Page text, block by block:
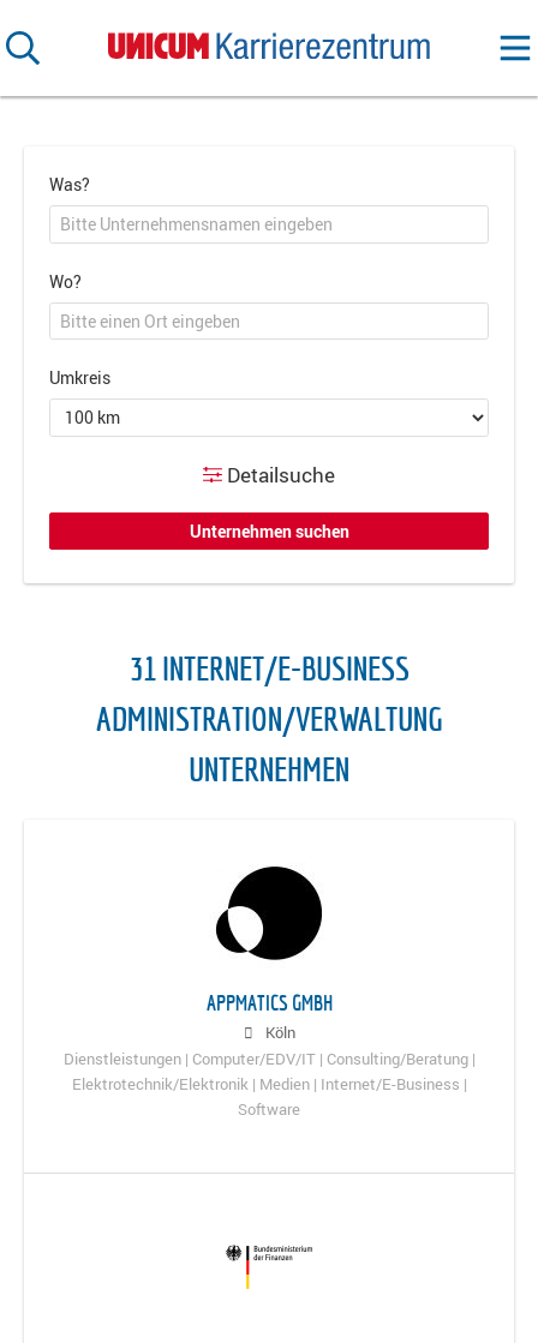
Was?
Wo?
Umkreis
Detailsuche
31 INTERNET/E-BUSINESS
ADMINISTRATION/VERWALTUNG
UNTERNEHMEN
APPMATICS GMBH
Köln
Dienstleistungen | Computer/EDV/IT | Consulting/Beratung |
Elektrotechnik/Elektronik | Medien | Internet/E-Business |
Software